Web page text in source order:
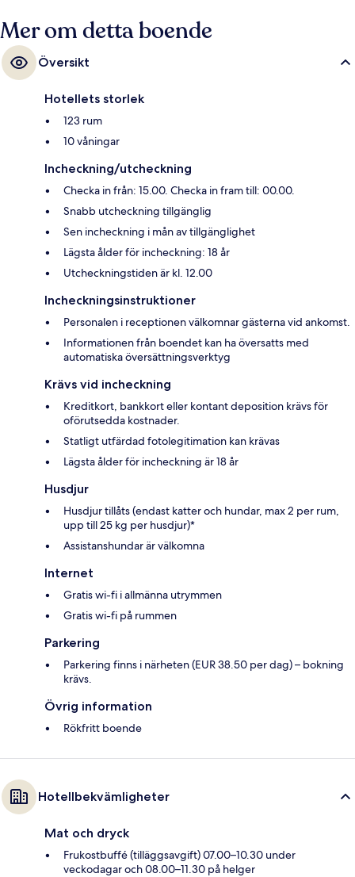
Mer om detta boende
Översikt
Hotellets storlek
123 rum
10 våningar
Incheckning/utcheckning
Checka in från: 15.00. Checka in fram till: 00.00.
Snabb utcheckning tillgänglig
Sen incheckning i mån av tillgänglighet
Lägsta ålder för incheckning: 18 år
Utcheckningstiden är kl. 12.00
Incheckningsinstruktioner
Personalen i receptionen välkomnar gästerna vid ankomst.
Informationen från boendet kan ha översatts med
automatiska översättningsverktyg
Krävs vid incheckning
Kreditkort, bankkort eller kontant deposition krävs för
oförutsedda kostnader.
Statligt utfärdad fotolegitimation kan krävas
Lägsta ålder för incheckning är 18 år
Husdjur
Husdjur tillåts (endast katter och hundar, max 2 per rum,
upp till 25 kg per husdjur)*
Assistanshundar är välkomna
Internet
Gratis wi-fi i allmänna utrymmen
Gratis wi-fi på rummen
Parkering
Parkering finns i närheten (EUR 38.50 per dag) – bokning
krävs.
Övrig information
Rökfritt boende
Hotellbekvämligheter
Mat och dryck
Frukostbuffé (tilläggsavgift) 07.00–10.30 under
veckodagar och 08.00–11.30 på helger